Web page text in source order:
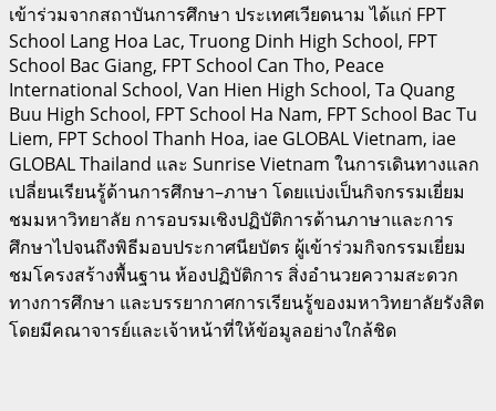
เข้าร่วมจากสถาบันการศึกษา ประเทศเวียดนาม ได้แก่ FPT
School Lang Hoa Lac, Truong Dinh High School, FPT
School Bac Giang, FPT School Can Tho, Peace
International School, Van Hien High School, Ta Quang
Buu High School, FPT School Ha Nam, FPT School Bac Tu
Liem, FPT School Thanh Hoa, iae GLOBAL Vietnam, iae
GLOBAL Thailand และ Sunrise Vietnam ในการเดินทางแลก
เปลี่ยนเรียนรู้ด้านการศึกษา–ภาษา โดยแบ่งเป็นกิจกรรมเยี่ยม
ชมมหาวิทยาลัย การอบรมเชิงปฏิบัติการด้านภาษาและการ
ศึกษาไปจนถึงพิธีมอบประกาศนียบัตร ผู้เข้าร่วมกิจกรรมเยี่ยม
ชมโครงสร้างพื้นฐาน ห้องปฏิบัติการ สิ่งอำนวยความสะดวก
ทางการศึกษา และบรรยากาศการเรียนรู้ของมหาวิทยาลัยรังสิต
โดยมีคณาจารย์และเจ้าหน้าที่ให้ข้อมูลอย่างใกล้ชิด